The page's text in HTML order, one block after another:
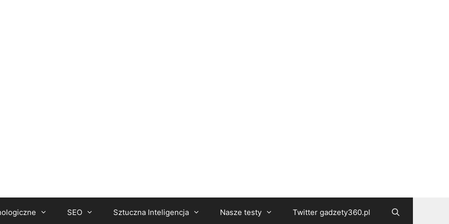
SEO Sztuczna Inteligencja Nasze testy Twitter gadzety360.pl